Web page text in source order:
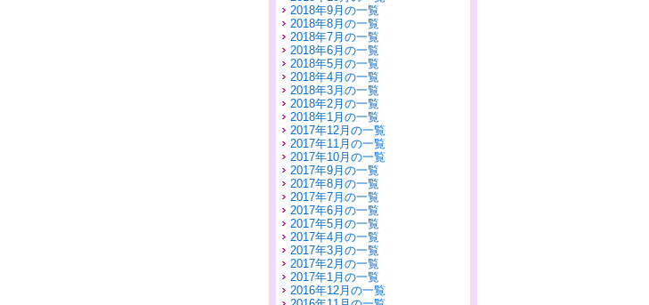
2018年9月の一覧
2018年8月の一覧
2018年7月の一覧
2018年6月の一覧
2018年5月の一覧
2018年4月の一覧
2018年3月の一覧
2018年2月の一覧
2018年1月の一覧
2017年12月の一覧
2017年11月の一覧
2017年10月の一覧
2017年9月の一覧
2017年8月の一覧
2017年7月の一覧
2017年6月の一覧
2017年5月の一覧
2017年4月の一覧
2017年3月の一覧
2017年2月の一覧
2017年1月の一覧
2016年12月の一覧